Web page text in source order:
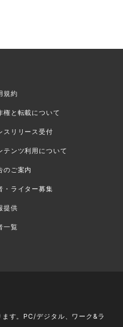
規約
権と転載について
スリリース受付
テンツ利用について
のご案内
・ライター募集
提供
一覧
す。PC/デジタル、ワーク&ラ